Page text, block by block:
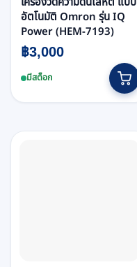
อัตโนมัติ Omron รุ่น IQ
Power (HEM-7193)
฿3,000
มีสต็อก